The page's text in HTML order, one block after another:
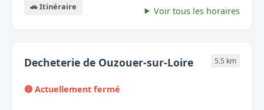
🚗 Itinéraire Voir tous les horaires
Decheterie de Ouzouer-sur-Loire 5.5 km
🔴 Actuellement fermé